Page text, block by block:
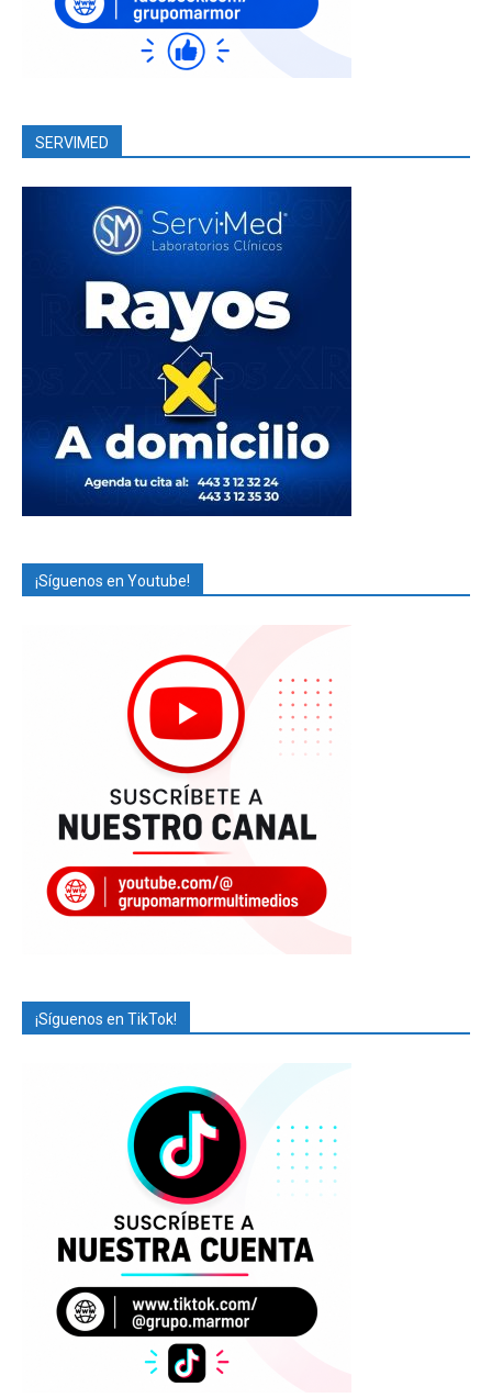
SERVIMED
¡Síguenos en Youtube!
¡Síguenos en TikTok!